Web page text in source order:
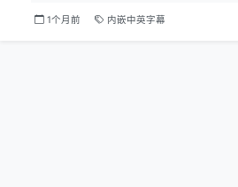
1个月前 内嵌中英字幕